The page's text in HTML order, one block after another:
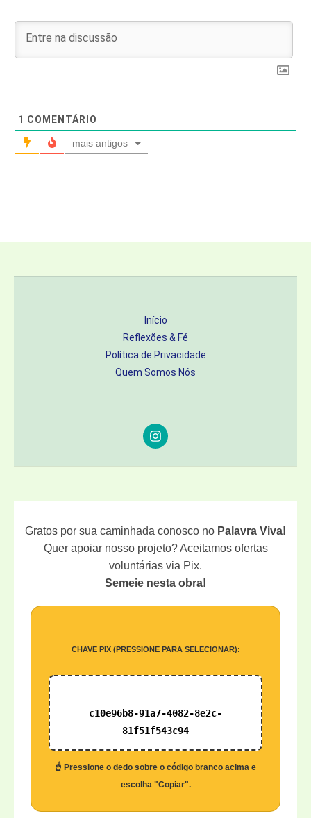
1 COMENTÁRIO
mais antigos
Início
Reflexões & Fé
Política de Privacidade
Quem Somos Nós
Gratos por sua caminhada conosco no Palavra Viva!
Quer apoiar nosso projeto? Aceitamos ofertas
voluntárias via Pix.
Semeie nesta obra!
CHAVE PIX (PRESSIONE PARA SELECIONAR):
c10e96b8-91a7-4082-8e2c-
81f51f543c94
☝️ Pressione o dedo sobre o código branco acima e
escolha "Copiar".